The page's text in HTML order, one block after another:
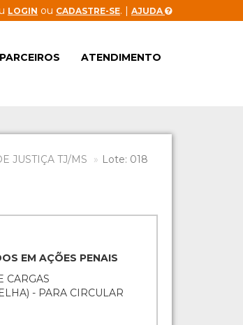
LOGIN ou CADASTRE-SE. | AJUDA
PARCEIROS ATENDIMENTO
JUSTIÇA TJ/MS Lote: 018
EM AÇÕES PENAIS
CARGAS
- PARA CIRCULAR